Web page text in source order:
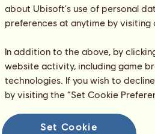
about Ubisoft's use of personal
preferences at anytime by
In addition to the above, by
website activity, including game
technologies. If you wish to
by visiting the “Set Cookie
Set Cookie